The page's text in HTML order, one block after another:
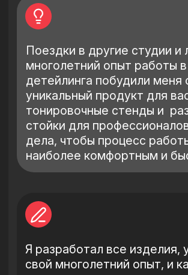
Все оборудование представленное
ProfTools (Оборудование)